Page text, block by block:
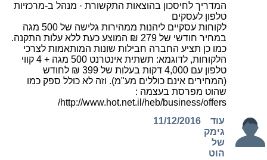
המדריך לחיסכון בהוצאות התקשורת · מנהל ב-מרכזיות
טלפון לעסקים
לקוחות עסקיים ליהנות ממהירות גלישה של 500 מגה
במחיר חודשי של 279 ₪ המוצע כעת ללא עלות התקנה.
כמו כן תציע החברה חבילות שונות המותאמות לצרכי
הלקוחות, לדוגמא: תשתית אינטרנט 500 מגה + 4 קווי
טלפון עם 4,000 דקות בעלות של 399 ₪ לחודש
(המחירים אינם כוללים מע"מ). וזה לא כולל ספק כמו
שהוט מפרסת בעצמה :
http://www.hot.net.il/heb/business/offers/
עוד
גימק
של
הוט
11/12/2016